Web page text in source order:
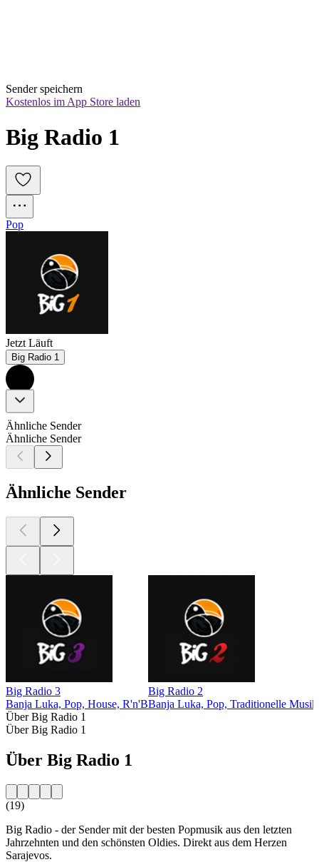
Sender speichern
Kostenlos im App Store laden
Big Radio 1
Pop
Jetzt Läuft
Big Radio 1
Ähnliche Sender
Ähnliche Sender
Ähnliche Sender
Big Radio 3
Banja Luka, Pop, House, R'n'B
Big Radio 2
Banja Luka, Pop, Traditionelle Musik
Über Big Radio 1
Über Big Radio 1
Über Big Radio 1
(19)
Big Radio - der Sender mit der besten Popmusik aus den letzten
Jahrzehnten und den schönsten Oldies. Direkt aus dem Herzen
Sarajevos.